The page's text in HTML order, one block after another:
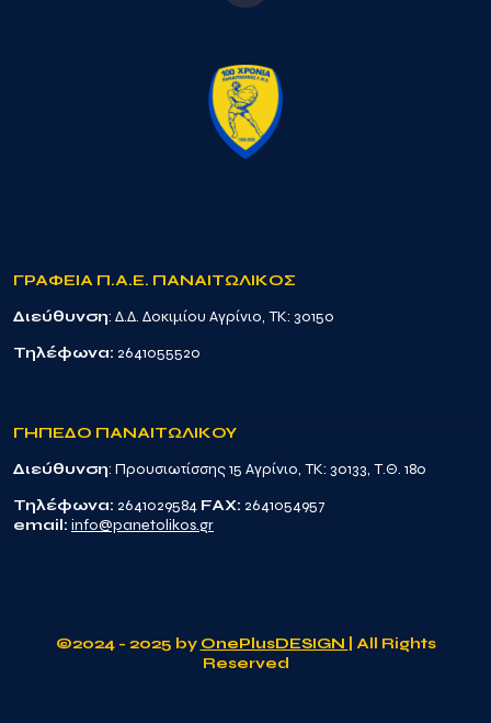
ΓΡΑΦΕΙΑ Π.Α.Ε. ΠΑΝΑΙΤΩΛΙΚΟΣ
Διεύθυνση: Δ.Δ. Δοκιμίου Αγρίνιο, TK: 30150
Τηλέφωνα: 2641055520
ΓΗΠΕΔΟ ΠΑΝΑΙΤΩΛΙΚΟΥ
Διεύθυνση: Προυσιωτίσσης 15 Αγρίνιο, TK: 30133, Τ.Θ. 180
Τηλέφωνα: 2641029584 FAX: 2641054957
email: info@panetolikos.gr
©2024 - 2025 by OnePlusDESIGN
| All Rights
Reserved